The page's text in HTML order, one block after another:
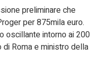
preliminare che
per 875mila euro.
oscillante intorno ai 200
di Roma e ministro della